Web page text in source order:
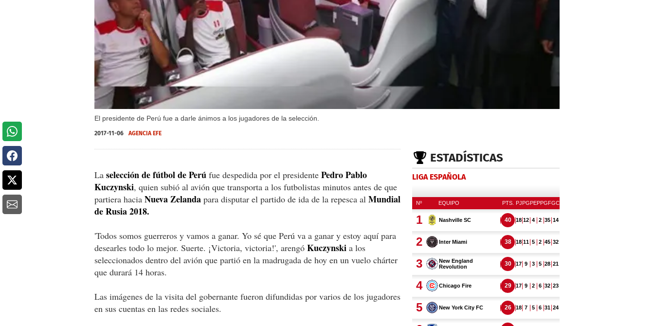
El presidente de Perú fue a darle ánimos a los jugadores de la selección.
2017-11-06 AGENCIA EFE
La selección de fútbol de Perú fue despedida por el presidente Pedro Pablo
Kuczynski, quien subió al avión que transporta a los futbolistas minutos antes de que
partiera hacia Nueva Zelanda para disputar el partido de ida de la repesca al Mundial
de Rusia 2018.
'Todos somos guerreros y vamos a ganar. Yo sé que Perú va a ganar y estoy aquí para
desearles todo lo mejor. Suerte. ¡Victoria, victoria!', arengó Kuczynski a los
seleccionados dentro del avión que partió en la madrugada de hoy en un vuelo chárter
que durará 14 horas.
Las imágenes de la visita del gobernante fueron difundidas por varios de los jugadores
en sus cuentas en las redes sociales.
ESTADÍSTICAS
LIGA ESPAÑOLA